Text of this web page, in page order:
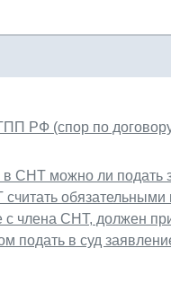
РФ (спор по
СНТ можно ли подать
с члена СНТ, должен
подать в суд